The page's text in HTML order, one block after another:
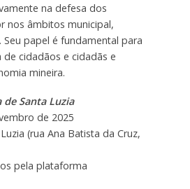
na defesa dos
nos âmbitos municipal,
Seu papel é fundamental para
cidadãos e cidadãs e
mineira.
de Santa Luzia
de 2025
(rua Ana Batista da Cruz,
pela plataforma